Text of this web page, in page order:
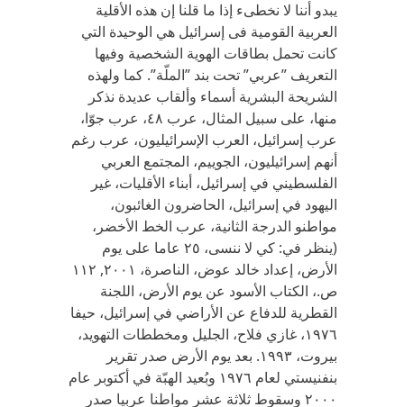
يبدو أننا لا نخطىء إذا ما قلنا إن هذه الأقلية
العربية القومية فى إسرائيل هي الوحيدة التي
كانت تحمل بطاقات الهوية الشخصية وفيها
التعريف ”عربي” تحت بند ”الملّة”. كما ولهذه
الشريحة البشرية أسماء وألقاب عديدة نذكر
منها، على سبيل المثال، عرب ٤٨، عرب جوّا،
عرب إسرائيل، العرب الإسرائيليون، عرب رغم
أنهم إسرائيليون، الجوييم، المجتمع العربي
الفلسطيني في إسرائيل، أبناء الأقليات، غير
اليهود في إسرائيل، الحاضرون الغائبون،
مواطنو الدرجة الثانية، عرب الخط الأخضر،
(ينظر في: كي لا ننسى، ٢٥ عاما على يوم
الأرض، إعداد خالد عوض، الناصرة، ٢٠٠١, ١١٢
ص.، الكتاب الأسود عن يوم الأرض، اللجنة
القطرية للدفاع عن الأراضي في إسرائيل، حيفا
١٩٧٦، غازي فلاح، الجليل ومخططات التهويد،
بيروت، ١٩٩٣. بعد يوم الأرض صدر تقرير
بنفنيستي لعام ١٩٧٦ وبُعيد الهبّة في أكتوبر عام
٢٠٠٠ وسقوط ثلاثة عشر مواطنا عربيا صدر